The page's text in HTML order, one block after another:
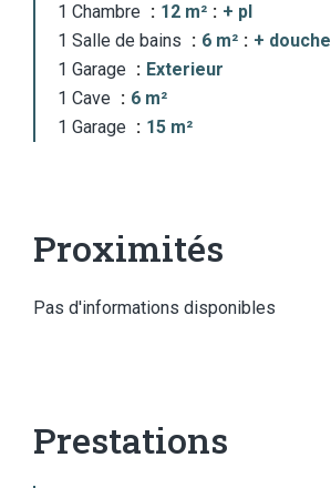
1 Chambre
12 m²
+ pl
1 Salle de bains
6 m²
+ douche
1 Garage
Exterieur
1 Cave
6 m²
1 Garage
15 m²
Proximités
Pas d'informations disponibles
Prestations